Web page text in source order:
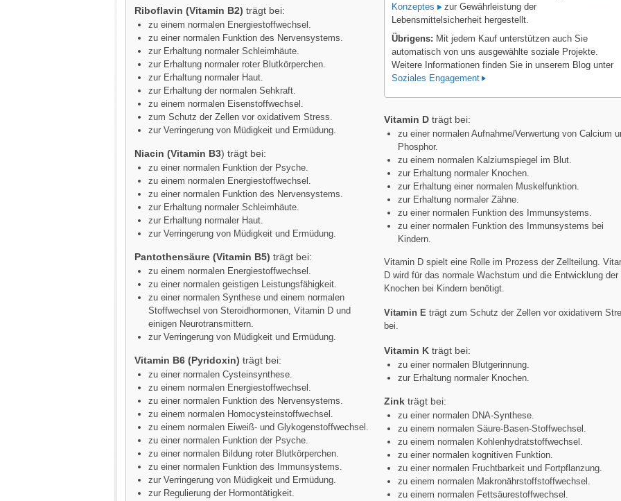
Riboflavin (Vitamin B2) trägt bei:
zu einem normalen Energiestoffwechsel.
zu einer normalen Funktion des Nervensystems.
zur Erhaltung normaler Schleimhäute.
zur Erhaltung normaler roter Blutkörperchen.
zur Erhaltung normaler Haut.
zur Erhaltung der normalen Sehkraft.
zu einem normalen Eisenstoffwechsel.
zum Schutz der Zellen vor oxidativem Stress.
zur Verringerung von Müdigkeit und Ermüdung.
Niacin (Vitamin B3) trägt bei:
zu einer normalen Funktion der Psyche.
zu einem normalen Energiestoffwechsel.
zu einer normalen Funktion des Nervensystems.
zur Erhaltung normaler Schleimhäute.
zur Erhaltung normaler Haut.
zur Verringerung von Müdigkeit und Ermüdung.
Pantothensäure (Vitamin B5) trägt bei:
zu einem normalen Energiestoffwechsel.
zu einer normalen geistigen Leistungsfähigkeit.
zu einer normalen Synthese und einem normalen
Stoffwechsel von Steroidhormonen, Vitamin D und
einigen Neurotransmittern.
zur Verringerung von Müdigkeit und Ermüdung.
Vitamin B6 (Pyridoxin) trägt bei:
zu einer normalen Cysteinsynthese.
zu einem normalen Energiestoffwechsel.
zu einer normalen Funktion des Nervensystems.
zu einem normalen Homocysteinstoffwechsel.
zu einem normalen Eiweiß- und Glykogenstoffwechsel.
zu einer normalen Funktion der Psyche.
zu einer normalen Bildung roter Blutkörperchen.
zu einer normalen Funktion des Immunsystems.
zur Verringerung von Müdigkeit und Ermüdung.
zur Regulierung der Hormontätigkeit.
Konzeptes
zur Gewährleistung der
Lebensmittelsicherheit hergestellt.
Übrigens: Mit jedem Kauf unterstützen auch Sie
automatisch von uns ausgewählte soziale Projekte.
Weitere Informationen finden Sie in unserem Blog unter
Soziales Engagement
Vitamin D trägt bei:
zu einer normalen Aufnahme/Verwertung von Calcium
Phosphor.
zu einem normalen Kalziumspiegel im Blut.
zur Erhaltung normaler Knochen.
zur Erhaltung einer normalen Muskelfunktion.
zur Erhaltung normaler Zähne.
zu einer normalen Funktion des Immunsystems.
zu einer normalen Funktion des Immunsystems bei
Kindern.
Vitamin D spielt eine Rolle im Prozess der Zellteilung.
D wird für das normale Wachstum und die Entwicklung der
Knochen bei Kindern benötigt.
Vitamin E trägt zum Schutz der Zellen vor oxidativem
bei.
Vitamin K trägt bei:
zu einer normalen Blutgerinnung.
zur Erhaltung normaler Knochen.
Zink trägt bei:
zu einer normalen DNA-Synthese.
zu einem normalen Säure-Basen-Stoffwechsel.
zu einem normalen Kohlenhydratstoffwechsel.
zu einer normalen kognitiven Funktion.
zu einer normalen Fruchtbarkeit und Fortpflanzung.
zu einem normalen Makronährstoffstoffwechsel.
zu einem normalen Fettsäurestoffwechsel.